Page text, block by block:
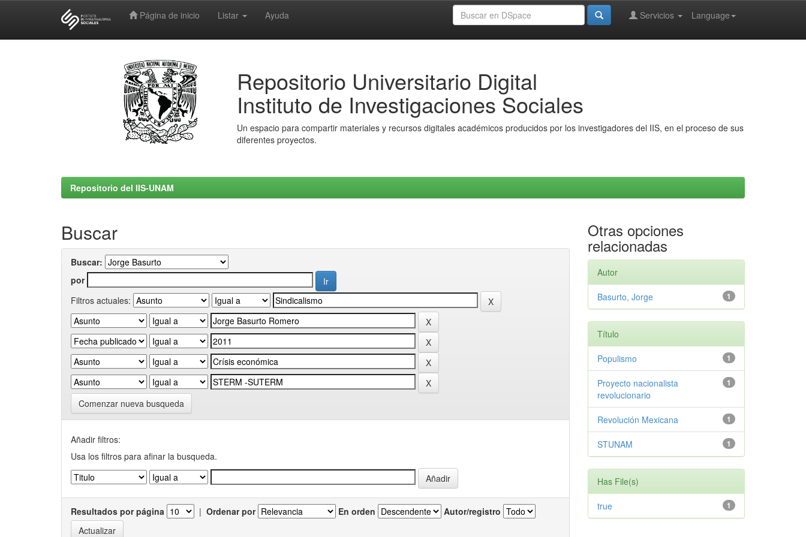
Página de inicio Listar Ayuda Language
Servicios
Repositorio Universitario Digital
Instituto de Investigaciones Sociales
Un espacio para compartir materiales y recursos digitales académicos producidos por los investigadores del IIS, en el proceso de sus
diferentes proyectos.
Repositorio del IIS-UNAM
Buscar
Buscar:
por
Filtros actuales:
Comenzar nueva busqueda
Añadir filtros:
Usa los filtros para afinar la busqueda.
Resultados por página | Ordenar por En orden Autor/registro
Otras opciones
relacionadas
Autor
1
Basurto, Jorge
Título
1
Populismo
1
Proyecto nacionalista
revolucionario
1
Revolución Mexicana
1
STUNAM
Has File(s)
1
true